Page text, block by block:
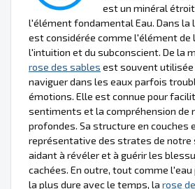
est un minéral
l'élément fondamental Eau. Dans la
est considérée comme l'élément de
l'intuition et du subconscient. De la
rose des sables est souvent utilisée
naviguer dans les eaux parfois
émotions. Elle est connue pour
sentiments et la compréhension de
profondes. Sa structure en couches
représentative des strates de notre
aidant à révéler et à guérir les
cachées. En outre, tout comme
la plus dure avec le temps, la rose